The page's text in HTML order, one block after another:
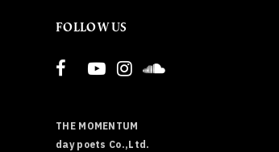
FOLLOW US
THE MOMENTUM
day poets Co.,Ltd.